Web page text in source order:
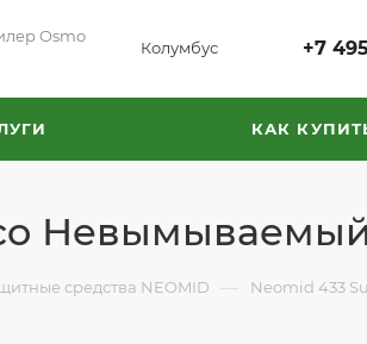
Osmo
Колумбус +7
КАК
средства NEOMID — Neomid 433